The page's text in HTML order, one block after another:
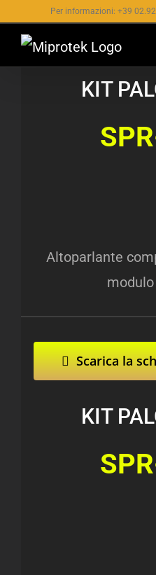
contenuto
Per informazioni: +39
KIT
Altoparlante
Scarica la
KIT